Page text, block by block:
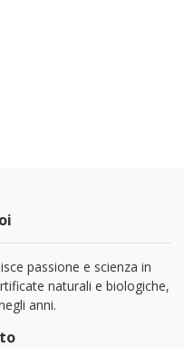
passione e scienza in
naturali e biologiche,
anni.